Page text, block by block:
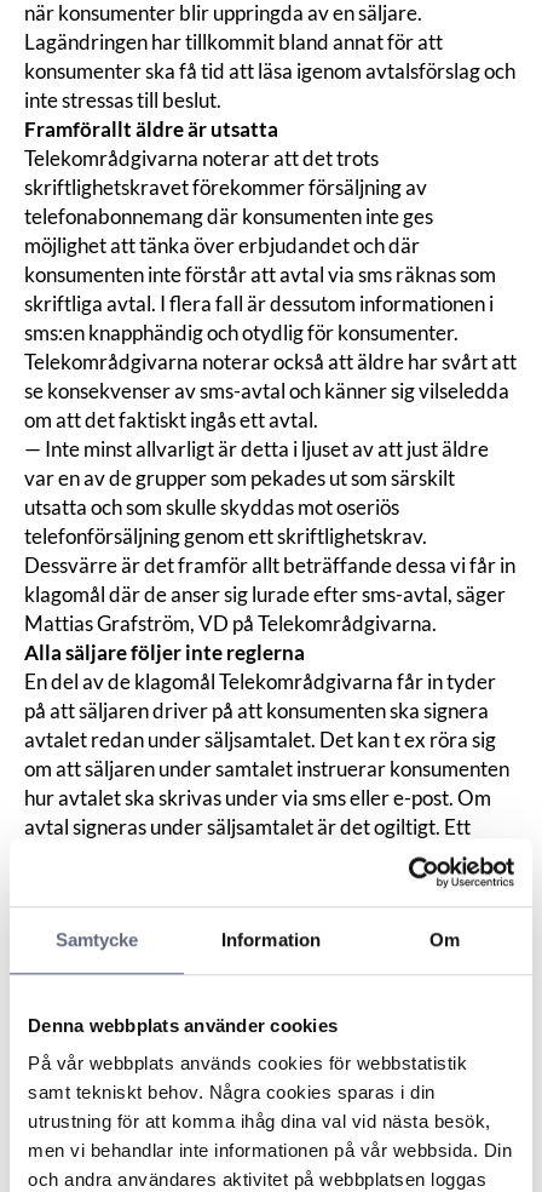
Samtycke Information Om
Denna webbplats använder cookies
På vår webbplats används cookies för webbstatistik
samt tekniskt behov. Några cookies sparas i din
utrustning för att komma ihåg dina val vid nästa besök,
men vi behandlar inte informationen på vår webbsida. Din
och andra användares aktivitet på webbplatsen loggas
när konsumenter blir uppringda av en säljare.
Lagändringen har tillkommit bland annat för att
konsumenter ska få tid att läsa igenom avtalsförslag och
inte stressas till beslut.
Framförallt äldre är utsatta
Telekområdgivarna noterar att det trots
skriftlighetskravet förekommer försäljning av
telefonabonnemang där konsumenten inte ges
möjlighet att tänka över erbjudandet och där
konsumenten inte förstår att avtal via sms räknas som
skriftliga avtal. I flera fall är dessutom informationen i
sms:en knapphändig och otydlig för konsumenter.
Telekområdgivarna noterar också att äldre har svårt att
se konsekvenser av sms-avtal och känner sig vilseledda
om att det faktiskt ingås ett avtal.
— Inte minst allvarligt är detta i ljuset av att just äldre
var en av de grupper som pekades ut som särskilt
utsatta och som skulle skyddas mot oseriös
telefonförsäljning genom ett skriftlighetskrav.
Dessvärre är det framför allt beträffande dessa vi får in
klagomål där de anser sig lurade efter sms-avtal, säger
Mattias Grafström, VD på Telekområdgivarna.
Alla säljare följer inte reglerna
En del av de klagomål Telekområdgivarna får in tyder
på att säljaren driver på att konsumenten ska signera
avtalet redan under säljsamtalet. Det kan t ex röra sig
om att säljaren under samtalet instruerar konsumenten
hur avtalet ska skrivas under via sms eller e-post. Om
avtal signeras under säljsamtalet är det ogiltigt. Ett
annat exempel är att konsumenten inte får tillfälle till
rådrum, d v s hen får inte tillfälle att tänka igenom
avtalet, utan säljaren ringer upp bara någon minut efter
det första samtalet, alternativt att konsumenten på
andra sätt hetsas till att tacka ja, detta strider mot syftet
Tre viktiga saker att tänka på vid telefonförsäljning:
Tänk på att syftet med skriftlighetskravet är att du som
konsument ska få tid på dig att noggrant läsa igenom
erbjudandet och exempelvis jämföra med andra
abonnemang på marknaden, låt dig inte hetsas av att
erbjudandet ”bara gäller idag” t ex.